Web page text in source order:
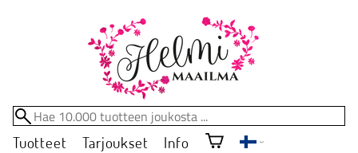
Tuotteet Tarjoukset Info